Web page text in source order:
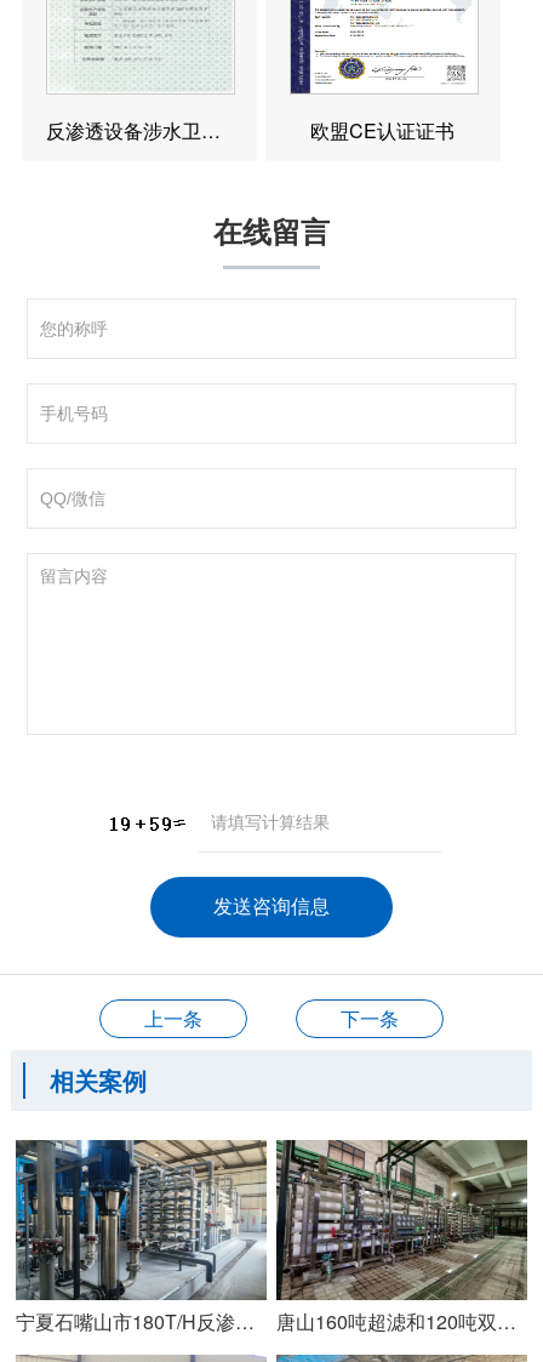
反渗透设备涉水卫生许可批件 欧盟CE认证证书
在线留言
上一条 下一条
相关案例
宁夏石嘴山市180T/H反渗透设备安装调试完成 唐山160吨超滤和120吨双级反渗透+110吨EDI安装完成